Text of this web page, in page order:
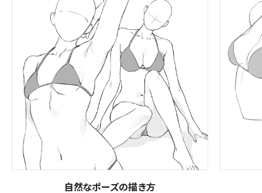
自然なポーズの描き方